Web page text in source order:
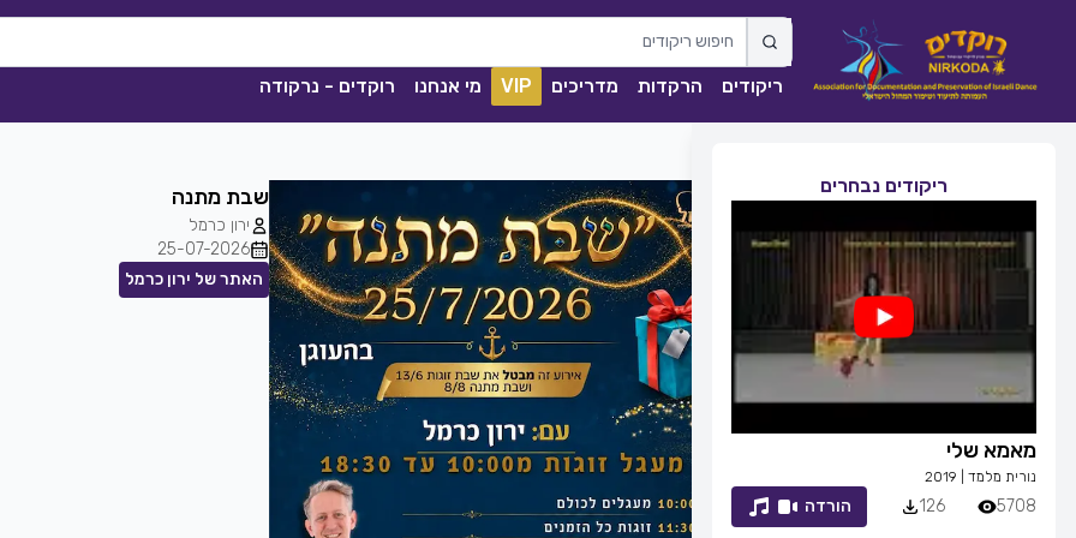
ריקודים הרקדות מדריכים VIP מי אנחנו רוקדים - נרקודה
ריקודים נבחרים
מאמא שלי
נורית מלמד 2019
5708
126 הורדה
זמן לחייך
רפי זיו 2013
7053
83 הורדה
שבת מתנה
ירון כרמל
25-07-2026
האתר של ירון כרמל